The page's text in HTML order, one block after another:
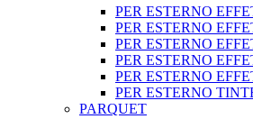
PER ESTERNO
PER ESTERNO
PER ESTERNO
PER ESTERNO
PER ESTERNO
PER ESTERNO
PARQUET